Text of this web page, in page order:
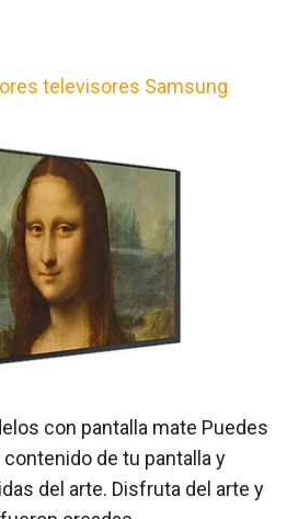
televisores Samsung
con pantalla mate Puedes
de tu pantalla y
del arte. Disfruta del arte y